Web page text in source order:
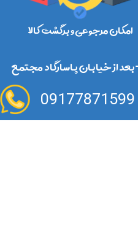
امکان مرجوعی و برگشت کالا
از خیابان پاسارگاد مجتمع
09177871599